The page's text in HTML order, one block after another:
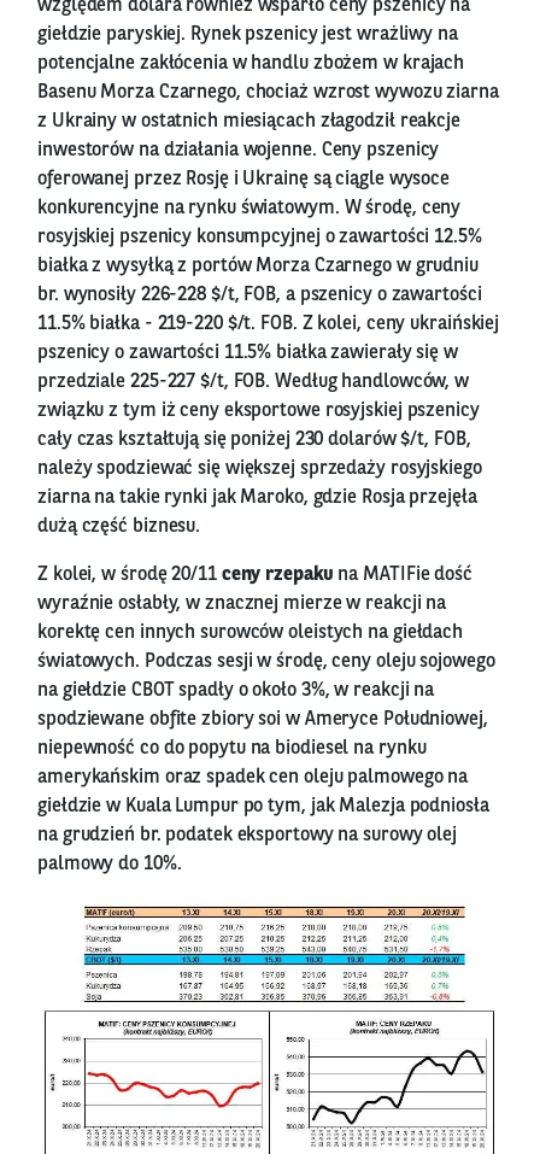
względem dolara również wsparło ceny pszenicy na
giełdzie paryskiej. Rynek pszenicy jest wrażliwy na
potencjalne zakłócenia w handlu zbożem w krajach
Basenu Morza Czarnego, chociaż wzrost wywozu ziarna
z Ukrainy w ostatnich miesiącach złagodził reakcje
inwestorów na działania wojenne. Ceny pszenicy
oferowanej przez Rosję i Ukrainę są ciągle wysoce
konkurencyjne na rynku światowym. W środę, ceny
rosyjskiej pszenicy konsumpcyjnej o zawartości 12.5%
białka z wysyłką z portów Morza Czarnego w grudniu
br. wynosiły 226-228 $/t, FOB, a pszenicy o zawartości
11.5% białka - 219-220 $/t. FOB. Z kolei, ceny ukraińskiej
pszenicy o zawartości 11.5% białka zawierały się w
przedziale 225-227 $/t, FOB. Według handlowców, w
związku z tym iż ceny eksportowe rosyjskiej pszenicy
cały czas kształtują się poniżej 230 dolarów $/t, FOB,
należy spodziewać się większej sprzedaży rosyjskiego
ziarna na takie rynki jak Maroko, gdzie Rosja przejęła
dużą część biznesu.
Z kolei, w środę 20/11 ceny rzepaku na MATIFie dość
wyraźnie osłabły, w znacznej mierze w reakcji na
korektę cen innych surowców oleistych na giełdach
światowych. Podczas sesji w środę, ceny oleju sojowego
na giełdzie CBOT spadły o około 3%, w reakcji na
spodziewane obfite zbiory soi w Ameryce Południowej,
niepewność co do popytu na biodiesel na rynku
amerykańskim oraz spadek cen oleju palmowego na
giełdzie w Kuala Lumpur po tym, jak Malezja podniosła
na grudzień br. podatek eksportowy na surowy olej
palmowy do 10%.